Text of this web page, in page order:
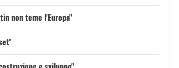
non teme l'Europa"